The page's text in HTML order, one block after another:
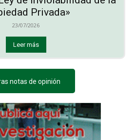
Privada»
23/07/2026
Leer más
notas de opinión